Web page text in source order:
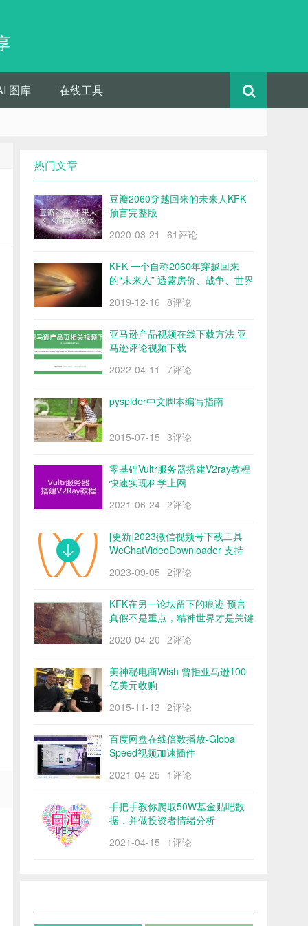
图库 在线工具
热门文章
豆瓣2060穿越回来的未来人KFK
预言完整版
2020-03-21
61评论
KFK 一个自称2060年穿越回来
的“未来人” 透露房价、战争、世界
2019-12-16 8评论
亚马逊产品视频在线下载方法 亚
马逊评论视频下载
2022-04-11
7评论
pyspider中文脚本编写指南
2015-07-15 3评论
零基础Vultr服务器搭建V2ray教程
快速实现科学上网
2021-06-24 2评论
[更新]2023微信视频号下载工具
WeChatVideoDownloader 支持
2023-09-05 2评论
KFK在另一论坛留下的痕迹 预言
真假不是重点，精神世界才是关键
2020-04-20 2评论
美神秘电商Wish 曾拒亚马逊100
亿美元收购
2015-11-13 2评论
百度网盘在线倍数播放-Global
Speed视频加速插件
2021-04-25 1评论
手把手教你爬取50W基金贴吧数
据，并做投资者情绪分析
2021-04-15 1评论